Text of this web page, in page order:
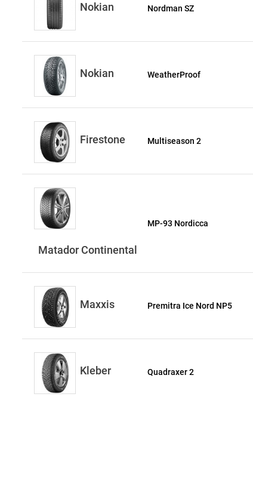
Nokian Nordman SZ
Nokian WeatherProof
Firestone Multiseason 2
Matador Continental
MP-93 Nordicca
Maxxis Premitra Ice Nord NP5
Kleber Quadraxer 2